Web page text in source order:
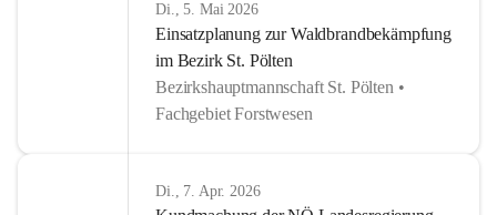
Di., 5. Mai 2026
Einsatzplanung zur Waldbrandbekämpfung
im Bezirk St. Pölten
Bezirkshauptmannschaft St. Pölten •
Fachgebiet Forstwesen
Di., 7. Apr. 2026